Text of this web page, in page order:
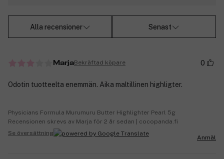
Alla recensioner Senast
MarjaBekräftad köpare 0
Odotin tuotteelta enemmän. Aika maltillinen highligter.
Physicians Formula Murumuru Butter Highlighter Pearl 5g
Recensionen skrevs av Marja för 2 år sedan | cocopanda.fi
Se översättning
Anmäl